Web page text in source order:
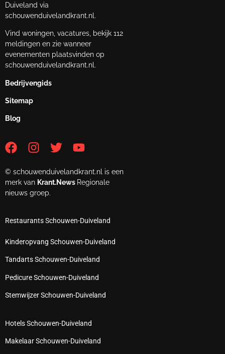
Duiveland via
schouwenduivelandkrant.nl.
Vind woningen, vacatures, bekijk 112
meldingen en zie wanneer
evenementen plaatsvinden op
schouwenduivelandkrant.nl.
Bedrijvengids
Sitemap
Blog
© schouwenduivelandkrant.nl is een
merk van Krant.News Regionale
nieuws groep.
Restaurants Schouwen-Duiveland
Kinderopvang Schouwen-Duiveland
Tandarts Schouwen-Duiveland
Pedicure Schouwen-Duiveland
Stemwijzer Schouwen-Duiveland
Hotels Schouwen-Duiveland
Makelaar Schouwen-Duiveland